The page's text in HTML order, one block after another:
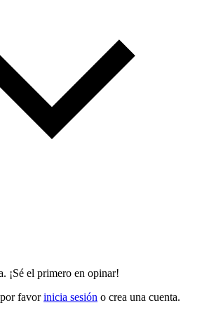
¡Sé el primero en opinar!
por favorinicia sesión o crea una cuenta.